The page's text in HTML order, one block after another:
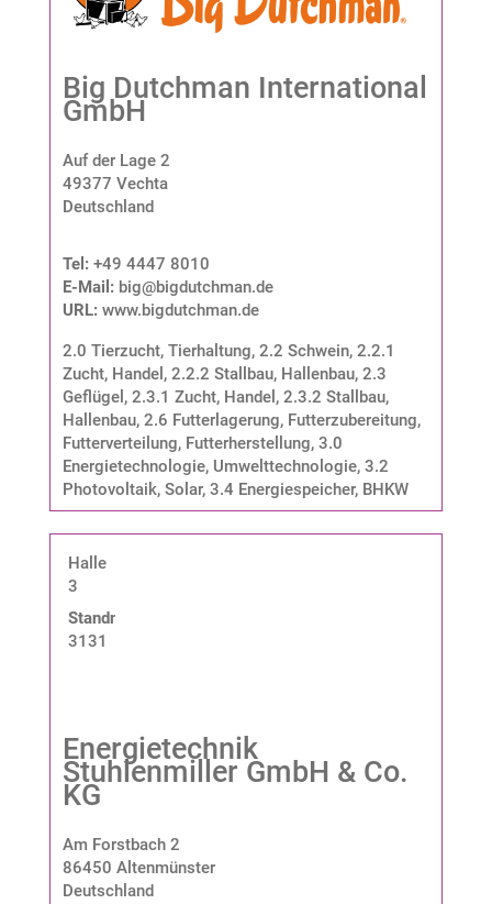
Big Dutchman International
GmbH
Auf der Lage 2
49377 Vechta
Deutschland
Tel: +49 4447 8010
E-Mail: big@bigdutchman.de
URL: www.bigdutchman.de
2.0 Tierzucht, Tierhaltung, 2.2 Schwein, 2.2.1
Zucht, Handel , 2.2.2 Stallbau, Hallenbau, 2.3
Geflügel , 2.3.1 Zucht, Handel , 2.3.2 Stallbau,
Hallenbau, 2.6 Futterlagerung, Futterzubereitung,
Futterverteilung, Futterherstellung, 3.0
Energietechnologie, Umwelttechnologie, 3.2
Photovoltaik, Solar, 3.4 Energiespeicher, BHKW
Halle
3
Standnummer:
3131
Energietechnik
Stuhlenmiller GmbH & Co.
KG
Am Forstbach 2
86450 Altenmünster
Deutschland